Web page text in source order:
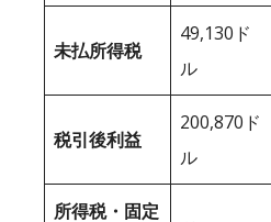
未払所得税
49,130ド
ル
税引後利益
200,870ド
ル
所得税・固定